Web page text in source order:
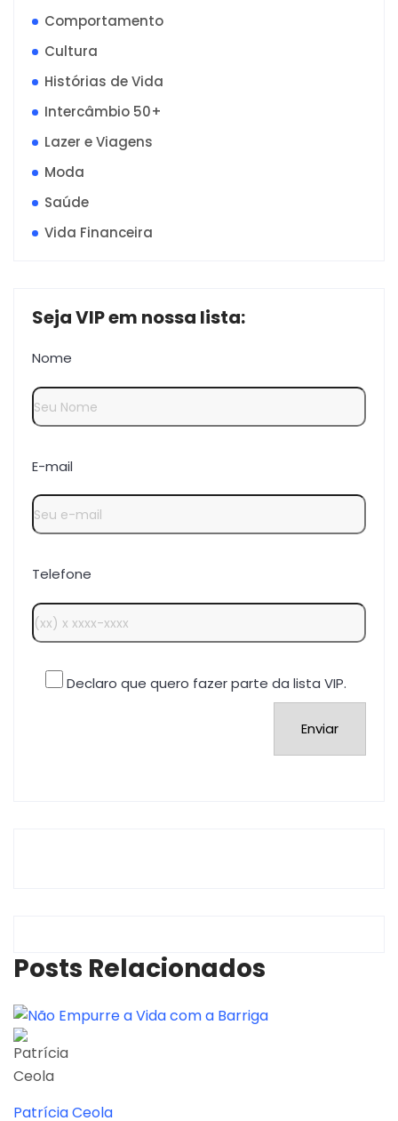
Comportamento
Cultura
Histórias de Vida
Intercâmbio 50+
Lazer e Viagens
Moda
Saúde
Vida Financeira
Seja VIP em nossa lista:
Nome
E-mail
Telefone
Declaro que quero fazer parte da lista VIP.
Posts Relacionados
Patrícia Ceola